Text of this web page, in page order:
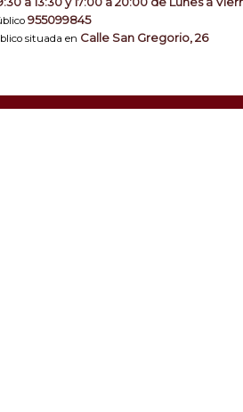
955099845
situada en Calle San Gregorio, 26